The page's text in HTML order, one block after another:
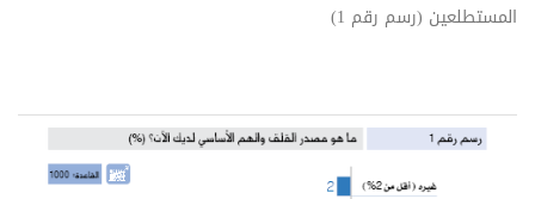
المستطلعين (رسم رقم 1)